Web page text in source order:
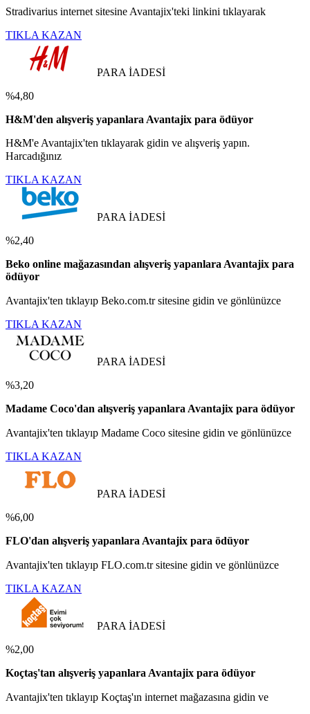
Stradivarius internet sitesine Avantajix'teki linkini tıklayarak
TIKLA KAZAN
PARA İADESİ
%4,80
H&M'den alışveriş yapanlara Avantajix para ödüyor
H&M'e Avantajix'ten tıklayarak gidin ve alışveriş yapın.
Harcadığınız
TIKLA KAZAN
PARA İADESİ
%2,40
Beko online mağazasından alışveriş yapanlara Avantajix para
ödüyor
Avantajix'ten tıklayıp Beko.com.tr sitesine gidin ve gönlünüzce
TIKLA KAZAN
PARA İADESİ
%3,20
Madame Coco'dan alışveriş yapanlara Avantajix para ödüyor
Avantajix'ten tıklayıp Madame Coco sitesine gidin ve gönlünüzce
TIKLA KAZAN
PARA İADESİ
%6,00
FLO'dan alışveriş yapanlara Avantajix para ödüyor
Avantajix'ten tıklayıp FLO.com.tr sitesine gidin ve gönlünüzce
TIKLA KAZAN
PARA İADESİ
%2,00
Koçtaş'tan alışveriş yapanlara Avantajix para ödüyor
Avantajix'ten tıklayıp Koçtaş'ın internet mağazasına gidin ve